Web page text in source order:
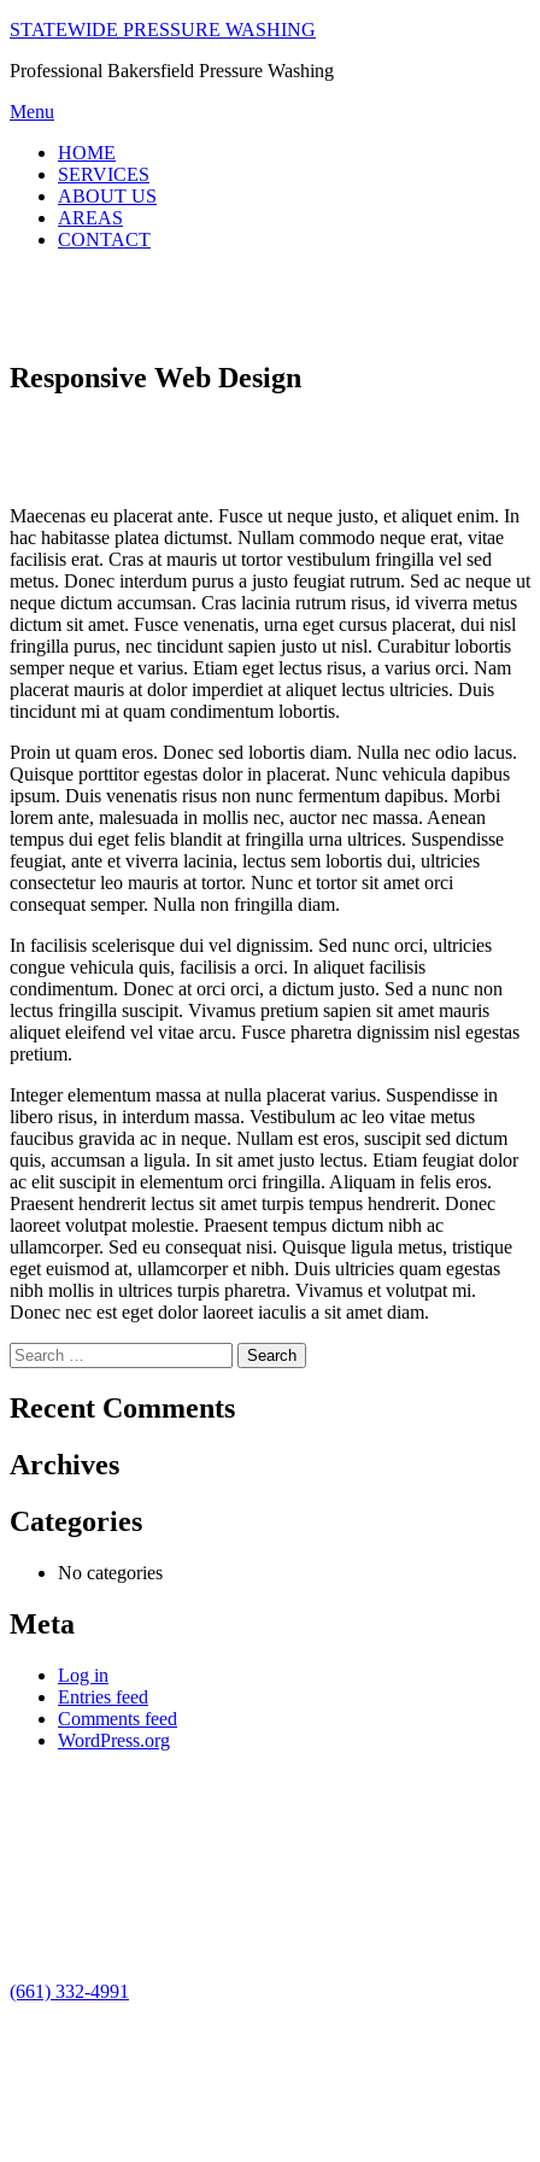
Skip
content
STATEWIDE PRESSURE WASHING
Professional Bakersfield Pressure Washing
Menu
HOME
SERVICES
ABOUT US
AREAS
CONTACT
Responsive Web Design
Maecenas eu placerat ante. Fusce ut neque justo, et aliquet enim. In
hac habitasse platea dictumst. Nullam commodo neque erat, vitae
facilisis erat. Cras at mauris ut tortor vestibulum fringilla vel sed
metus. Donec interdum purus a justo feugiat rutrum. Sed ac neque ut
neque dictum accumsan. Cras lacinia rutrum risus, id viverra metus
dictum sit amet. Fusce venenatis, urna eget cursus placerat, dui nisl
fringilla purus, nec tincidunt sapien justo ut nisl. Curabitur lobortis
semper neque et varius. Etiam eget lectus risus, a varius orci. Nam
placerat mauris at dolor imperdiet at aliquet lectus ultricies. Duis
tincidunt mi at quam condimentum lobortis.
Proin ut quam eros. Donec sed lobortis diam. Nulla nec odio lacus.
Quisque porttitor egestas dolor in placerat. Nunc vehicula dapibus
ipsum. Duis venenatis risus non nunc fermentum dapibus. Morbi
lorem ante, malesuada in mollis nec, auctor nec massa. Aenean
tempus dui eget felis blandit at fringilla urna ultrices. Suspendisse
feugiat, ante et viverra lacinia, lectus sem lobortis dui, ultricies
consectetur leo mauris at tortor. Nunc et tortor sit amet orci
consequat semper. Nulla non fringilla diam.
In facilisis scelerisque dui vel dignissim. Sed nunc orci, ultricies
congue vehicula quis, facilisis a orci. In aliquet facilisis
condimentum. Donec at orci orci, a dictum justo. Sed a nunc non
lectus fringilla suscipit. Vivamus pretium sapien sit amet mauris
aliquet eleifend vel vitae arcu. Fusce pharetra dignissim nisl egestas
pretium.
Integer elementum massa at nulla placerat varius. Suspendisse in
libero risus, in interdum massa. Vestibulum ac leo vitae metus
faucibus gravida ac in neque. Nullam est eros, suscipit sed dictum
quis, accumsan a ligula. In sit amet justo lectus. Etiam feugiat dolor
ac elit suscipit in elementum orci fringilla. Aliquam in felis eros.
Praesent hendrerit lectus sit amet turpis tempus hendrerit. Donec
laoreet volutpat molestie. Praesent tempus dictum nibh ac
ullamcorper. Sed eu consequat nisi. Quisque ligula metus, tristique
eget euismod at, ullamcorper et nibh. Duis ultricies quam egestas
nibh mollis in ultrices turpis pharetra. Vivamus et volutpat mi.
Donec nec est eget dolor laoreet iaculis a sit amet diam.
Search
for:
Recent Comments
Archives
Categories
No categories
Meta
Log in
Entries feed
Comments feed
WordPress.org
(661) 332-4991